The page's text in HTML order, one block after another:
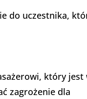
do uczestnika,
który jest
zagrożenie dla